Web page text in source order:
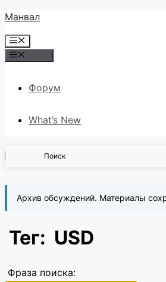
Перейти
содержимому
Манвал
Меню
Форум
What’s New
Поиск
Архив обсуждений. Материалы
Тег: USD
Фраза поиска: